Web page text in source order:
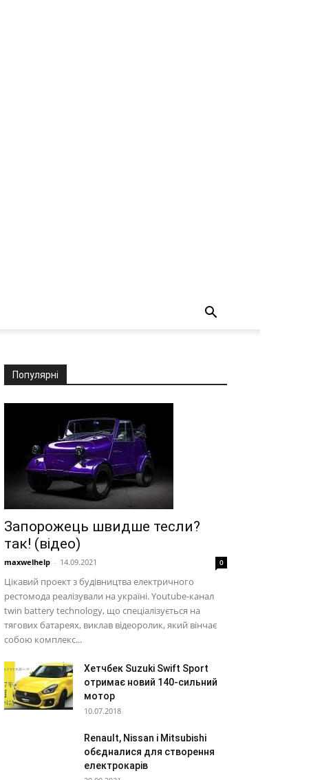
Популярні
Запорожець швидше тесли?
так! (відео)
maxwelhelp - 14.09.2021 0
Цікавий проект з будівництва електричного
рестомода реалізували на україні. Youtube-канал
twin battery technology, що спеціалізується на
тягових батареях, виклав відеоролик, який вінчає
собою комплекс...
Хетчбек Suzuki Swift Sport
отримає новий 140-сильний
мотор
10.07.2018
Renault, Nissan і Mitsubishi
обєдналися для створення
електрокарів